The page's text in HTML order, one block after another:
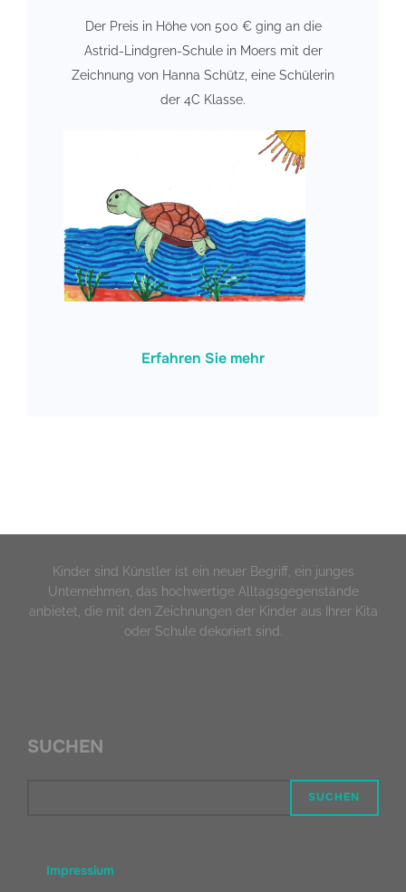
Der Preis in Höhe von 500 € ging an die
Astrid-Lindgren-Schule in Moers mit der
Zeichnung von Hanna Schütz, eine Schülerin
der 4C Klasse.
Erfahren Sie mehr
Kinder sind Künstler ist ein neuer Begriff, ein junges
Unternehmen, das hochwertige Alltagsgegenstände
anbietet, die mit den Zeichnungen der Kinder aus Ihrer Kita
oder Schule dekoriert sind.
SUCHEN
SUCHEN
Impressium